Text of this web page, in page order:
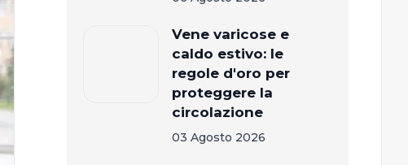
Vene varicose e
caldo estivo: le
regole d'oro per
proteggere la
circolazione
03 Agosto 2026